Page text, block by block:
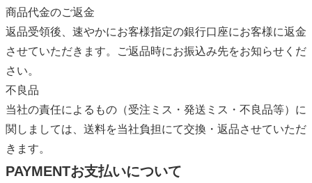
商品代金のご返金
返品受領後、速やかにお客様指定の銀行口座にお客様に返金
させていただきます。ご返品時にお振込み先をお知らせくだ
さい。
不良品
当社の責任によるもの（受注ミス・発送ミス・不良品等）に
関しましては、送料を当社負担にて交換・返品させていただ
きます。
PAYMENTお支払いについて